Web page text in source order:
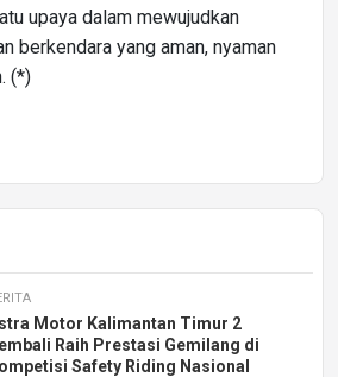
upaya dalam mewujudkan
berkendara yang aman, nyaman
(*)
Motor Kalimantan Timur 2
Raih Prestasi Gemilang di
Safety Riding Nasional